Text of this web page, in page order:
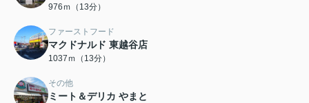
976ｍ（13分）
ファーストフード
マクドナルド 東越谷店
1037ｍ（13分）
その他
ミート＆デリカ やまと